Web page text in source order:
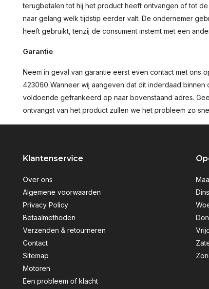
terugbetalen tot hij het product heeft ontvangen of tot
naar gelang welk tijdstip eerder valt. De ondernemer
heeft gebruikt, tenzij de consument instemt met een
Garantie
Neem in geval van garantie eerst even contact met ons
423060 Wanneer wij aangeven dat dit inderdaad
voldoende gefrankeerd op naar bovenstaand adres.
ontvangst van het product zullen we het probleem zo
Klantenservice
Over ons
Algemene voorwaarden
Privacy Policy
Betaalmethoden
Verzenden & retourneren
Contact
Sitemap
Motoren
Een probleem of klacht